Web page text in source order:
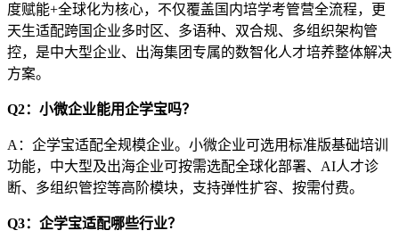
度赋能+全球化为核心，不仅覆盖国内培学考管营全流程，更
天生适配跨国企业多时区、多语种、双合规、多组织架构管
控，是中大型企业、出海集团专属的数智化人才培养整体解决
方案。
Q2：小微企业能用企学宝吗？
A：企学宝适配全规模企业。小微企业可选用标准版基础培训
功能，中大型及出海企业可按需选配全球化部署、 AI人才诊
断、多组织管控等高阶模块，支持弹性扩容、按需付费。
Q3：企学宝适配哪些行业？